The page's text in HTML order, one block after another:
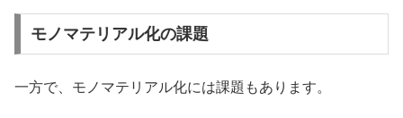
モノマテリアル化の課題
一方で、モノマテリアル化には課題もあります。